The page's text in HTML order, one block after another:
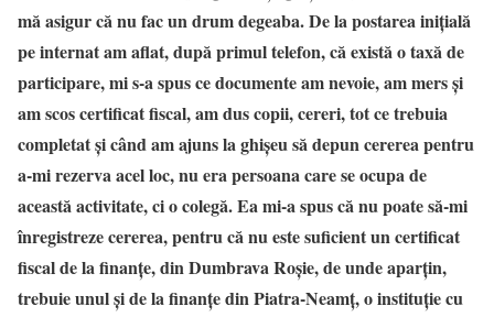
mă asigur că nu fac un drum degeaba. De la postarea inițială
pe internat am aflat, după primul telefon, că există o taxă de
participare, mi s-a spus ce documente am nevoie, am mers și
am scos certificat fiscal, am dus copii, cereri, tot ce trebuia
completat și când am ajuns la ghișeu să depun cererea pentru
a-mi rezerva acel loc, nu era persoana care se ocupa de
această activitate, ci o colegă. Ea mi-a spus că nu poate să-mi
înregistreze cererea, pentru că nu este suficient un certificat
fiscal de la finanțe, din Dumbrava Roșie, de unde aparțin,
trebuie unul și de la finanțe din Piatra-Neamț, o instituție cu